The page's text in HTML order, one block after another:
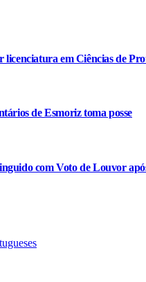
em Ciências de
de Esmoriz toma posse
com Voto de Louvor